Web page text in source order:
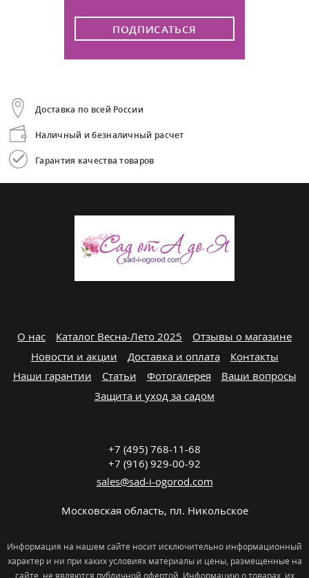
ПОДПИСАТЬСЯ
Доставка по всей России
Наличный и безналичный расчет
Гарантия качества товаров
О нас Каталог Весна-Лето 2025
Отзывы о магазине
Новости и акции
Доставка и оплата
Контакты
Наши гарантии
Статьи Фотогалерея
Ваши вопросы
Защита и уход за садом
+7 (495) 768-11-68
+7 (916) 929-00-92
sales@sad-i-ogorod.com
Московская область, пл. Никольcкое
Информация на нашем сайте носит исключительно информационный
характер и ни при каких условиях материалы и цены, размещенные на
сайте, не являются публичной офертой. Информацию о товарах, их